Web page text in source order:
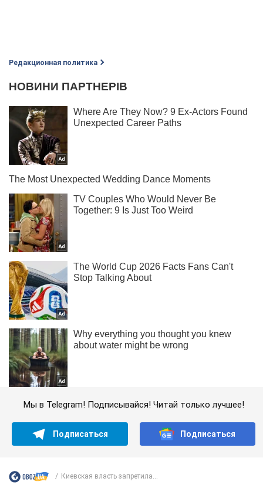
Редакционная политика
Мы в Telegram! Подписывайся! Читай только лучшее!
Подписаться Подписаться
Киевская власть запретила...